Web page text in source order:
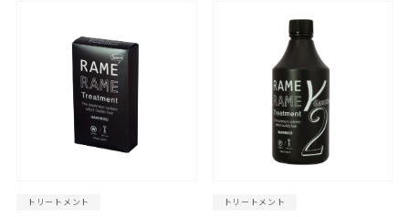
トリートメント トリートメント